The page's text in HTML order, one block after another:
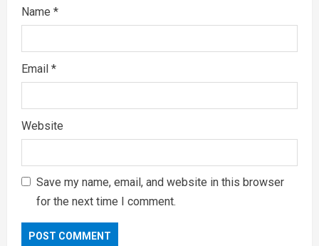
Name *
Email *
Website
Save my name, email, and website in this browser
for the next time I comment.